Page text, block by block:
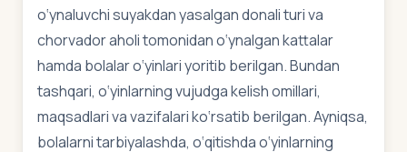
o‘ynaluvchi suyakdan yasalgan donali turi va
chorvador aholi tomonidan o‘ynalgan kattalar
hamda bolalar o‘yinlari yoritib berilgan. Bundan
tashqari, o‘yinlarning vujudga kelish omillari,
maqsadlari va vazifalari ko‘rsatib berilgan. Ayniqsa,
bolalarni tarbiyalashda, o‘qitishda o‘yinlarning